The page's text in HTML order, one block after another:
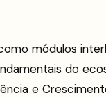
módulos
do
e